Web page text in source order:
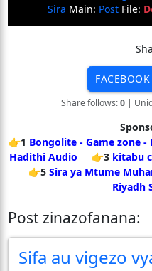
Sira Main: Post File:
FACEBOOK
Share follows:0|
👉1 Bongolite - Game zone -
Hadithi Audio
👉3 kitabu
👉5 Sira ya Mtume
Riyadh
Post zinazofanana:
Sifa au vigezo